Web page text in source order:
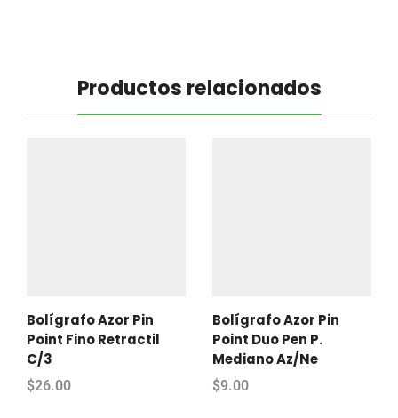
Productos relacionados
Bolígrafo Azor Pin
Point Fino Retractil
C/3
$26.00
Bolígrafo Azor Pin
Point Duo Pen P.
Mediano Az/Ne
$9.00